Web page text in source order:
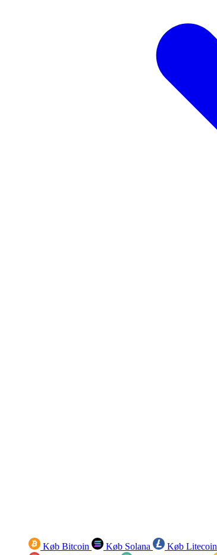
Køb Bitcoin Køb Solana Køb Litecoin